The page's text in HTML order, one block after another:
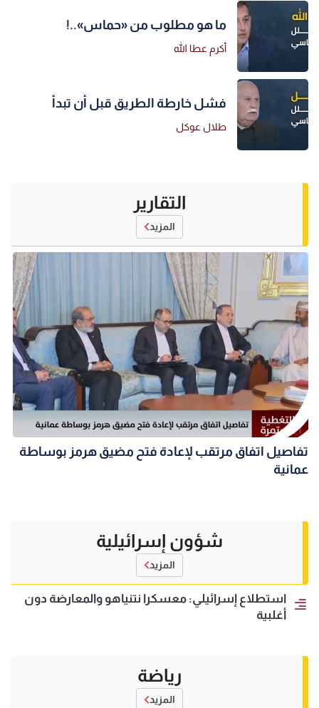
ما هو مطلوب من «حماس»..!
أكرم عطا الله
فشل خارطة الطريق قبل أن تبدأ
طلال عوكل
التقارير
المزيد
تفاصيل اتفاق مرتقب لإعادة فتح مضيق هرمز بوساطة
عمانية
شؤون إسرائيلية
المزيد
استطلاع إسرائيلي: معسكرا نتنياهو والمعارضة دون
أغلبية
رياضة
المزيد